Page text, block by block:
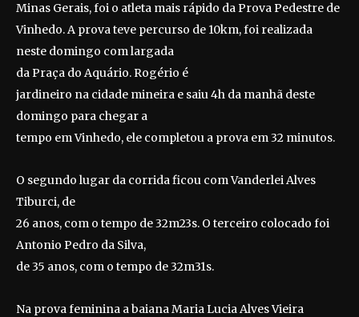
Minas Gerais, foi o atleta mais rápido da Prova Pedestre de
Vinhedo. A prova teve percurso de 10km, foi realizada
neste domingo com largada
da Praça do Aquário. Rogério é
jardineiro na cidade mineira e saiu 4h da manhã deste
domingo para chegar a
tempo em Vinhedo, ele completou a prova em 32 minutos.
O segundo lugar da corrida ficou com Vanderlei Alves
Tiburci, de
26 anos, com o tempo de 32m23s. O terceiro colocado foi
Antonio Pedro da Silva,
de 35 anos, com o tempo de 32m31s.
Na prova feminina a baiana Maria Lucia Alves Vieira